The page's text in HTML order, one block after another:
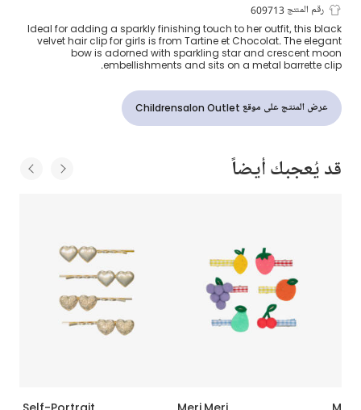
مشبك شعر مخمل بفيونكة كريستال لون أسود
(13 سم)
رقم المنتج 609713
Ideal for adding a sparkly finishing touch to her outfit, this black
velvet hair clip for girls is from Tartine et Chocolat. The elegant
bow is adorned with sparkling star and crescent moon
embellishments and sits on a metal barrette clip.
عرض المنتج على موقع Childrensalon Outlet
قد يُعجبك أيضاً